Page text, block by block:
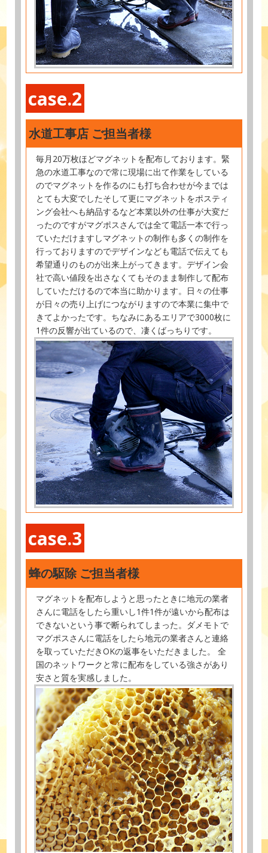
case.2
水道工事店 ご担当者様
毎月20万枚ほどマグネットを配布しております。緊
急の水道工事なので常に現場に出て作業をしている
のでマグネットを作るのにも打ち合わせが今までは
とても大変でしたそして更にマグネットをポスティ
ング会社へも納品するなど本業以外の仕事が大変だ
ったのですがマグポスさんでは全て電話一本で行っ
ていただけますしマグネットの制作も多くの制作を
行っておりますのでデザインなども電話で伝えても
希望通りのものが出来上がってきます。デザイン会
社で高い値段を出さなくてもそのまま制作して配布
していただけるので本当に助かります。日々の仕事
が日々の売り上げにつながりますので本業に集中で
きてよかったです。ちなみにあるエリアで3000枚に
1件の反響が出ているので、凄くばっちりです。
case.3
蜂の駆除 ご担当者様
マグネットを配布しようと思ったときに地元の業者
さんに電話をしたら重いし1件1件が遠いから配布は
できないという事で断られてしまった。ダメモトで
マグポスさんに電話をしたら地元の業者さんと連絡
を取っていただきOKの返事をいただきました。 全
国のネットワークと常に配布をしている強さがあり
安さと質を実感しました。